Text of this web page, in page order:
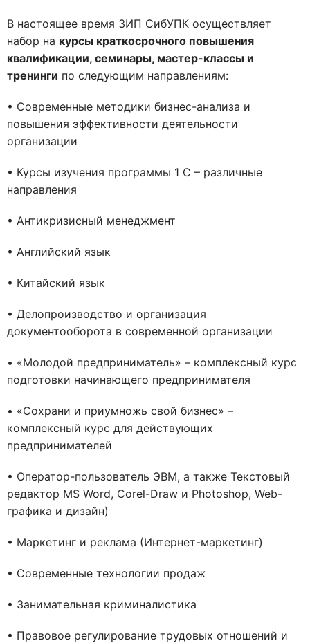
В настоящее время ЗИП СибУПК осуществляет
набор на курсы краткосрочного повышения
квалификации, семинары, мастер-классы и
тренинги по следующим направлениям:
• Современные методики бизнес-анализа и
повышения эффективности деятельности
организации
• Курсы изучения программы 1 С – различные
направления
• Антикризисный менеджмент
• Английский язык
• Китайский язык
• Делопроизводство и организация
документооборота в современной организации
• «Молодой предприниматель» – комплексный курс
подготовки начинающего предпринимателя
• «Сохрани и приумножь свой бизнес» –
комплексный курс для действующих
предпринимателей
• Оператор-пользователь ЭВМ, а также Текстовый
редактор MS Word, Corel-Draw и Photoshop, Web-
графика и дизайн)
• Маркетинг и реклама (Интернет-маркетинг)
• Современные технологии продаж
• Занимательная криминалистика
• Правовое регулирование трудовых отношений и